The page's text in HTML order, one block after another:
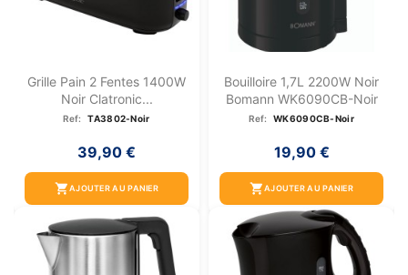
Grille Pain 2 Fentes 1400W
Noir Clatronic...
Ref: TA3802-Noir
39,90 €
shopping_cartAJOUTER AU PANIER
Bouilloire 1,7L 2200W Noir
Bomann WK6090CB-Noir
Ref: WK6090CB-Noir
19,90 €
shopping_cartAJOUTER AU PANIER